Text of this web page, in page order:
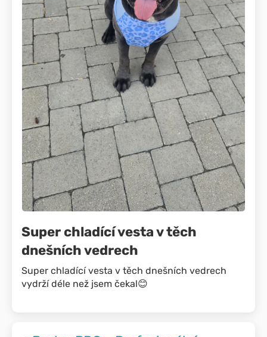
Super chladící vesta v těch
dnešních vedrech
Super chladící vesta v těch dnešních vedrech
vydrží déle než jsem čekal😊